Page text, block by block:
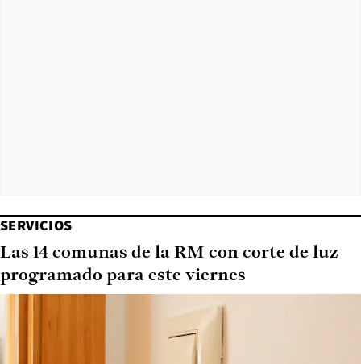
SERVICIOS
Las 14 comunas de la RM con corte de luz
programado para este viernes